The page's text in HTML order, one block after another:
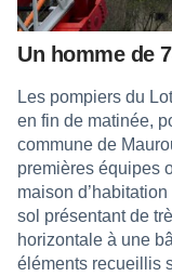
Un homme de
Les pompiers du
en fin de matinée,
commune de
premières équipes
maison
sol présentant de
horizontale à une
éléments recueillis